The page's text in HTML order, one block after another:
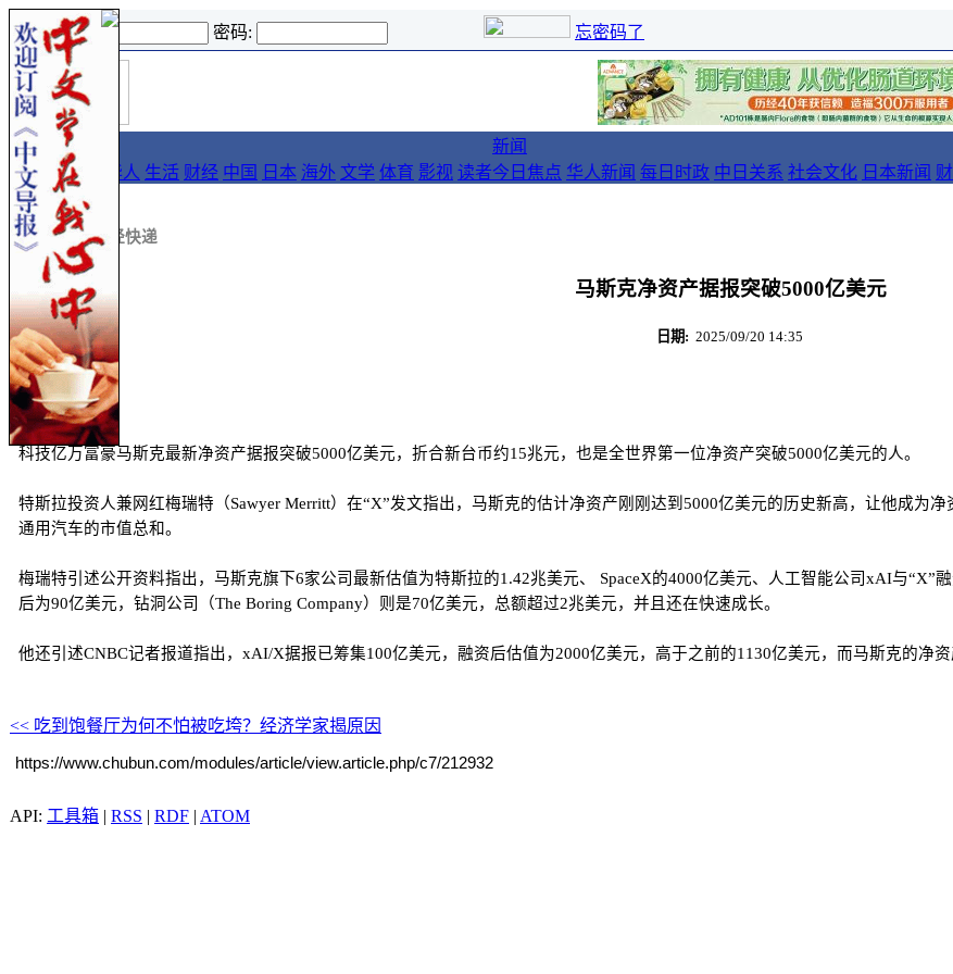
登录名: 密码: 忘密码了
首
页
导报
要闻 论坛 华人 生活 财经 中国 日本 海外 文学 体育 影视 读者
新闻
今日焦点 华人新闻 每日时政 中日关系 社会文化 日本新闻
::新闻 ::财经快递
马斯克净资产据报突破5000亿美元
日期: 2025/09/20 14:35
来源: udn
科技亿万富豪马斯克最新净资产据报突破5000亿美元，折合新台币约15兆元，也是全世界第一位净资产突破5000亿美元的人。
特斯拉投资人兼网红梅瑞特（Sawyer Merritt）在“X”发文指出，马斯克的估计净资产刚刚达到5000亿美元的历史新高，让他成为
通用汽车的市值总和。
梅瑞特引述公开资料指出，马斯克旗下6家公司最新估值为特斯拉的1.42兆美元、 SpaceX的4000亿美元、人工智能公司xAI与“X”
后为90亿美元，钻洞公司（The Boring Company）则是70亿美元，总额超过2兆美元，并且还在快速成长。
他还引述CNBC记者报道指出，xAI/X据报已筹集100亿美元，融资后估值为2000亿美元，高于之前的1130亿美元，而马斯克的净资
<< 吃到饱餐厅为何不怕被吃垮？经济学家揭原因
https://www.chubun.com/modules/article/view.article.php/c7/212932
工具箱 | RSS | RDF | ATOM